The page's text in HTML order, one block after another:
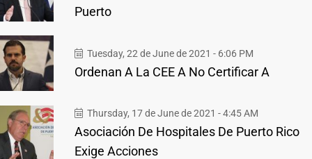
Puerto
Tuesday, 22 de June de 2021 - 6:06 PM
Ordenan A La CEE A No Certificar A
Thursday, 17 de June de 2021 - 4:45 AM
Asociación De Hospitales De Puerto Rico
Exige Acciones